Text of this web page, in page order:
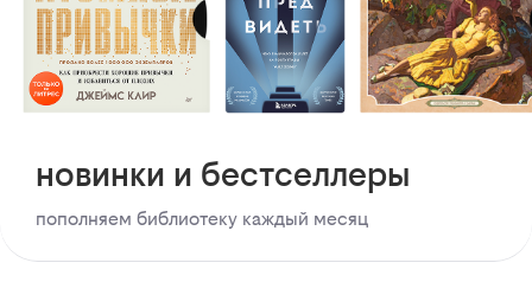
новинки и бестселлеры
пополняем библиотеку каждый месяц